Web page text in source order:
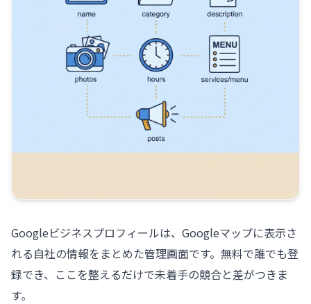
Googleビジネスプロフィールは、Googleマップに表示さ
れる自社の情報をまとめた管理画面です。無料で誰でも登
録でき、ここを整えるだけで未着手の競合と差がつきま
す。